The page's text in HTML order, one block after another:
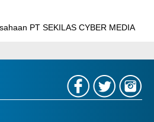
PT SEKILAS CYBER MEDIA